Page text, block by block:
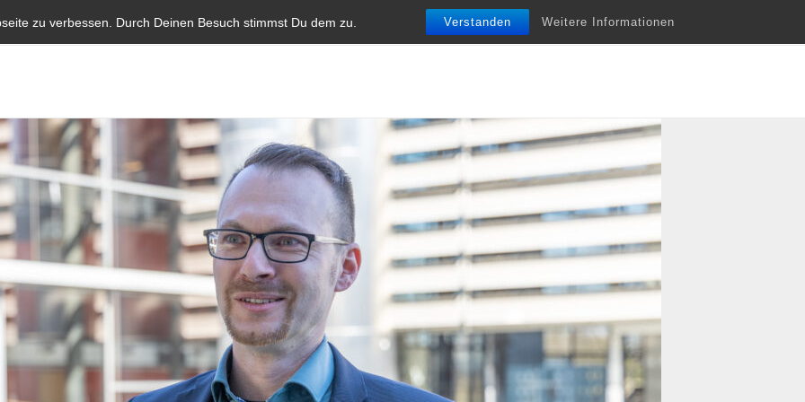
zu verbessen. Durch Deinen Besuch stimmst Du dem zu. Verstanden Weitere Informationen
Start Aktuelles Blauer Brief Parlamentarische Infobriefe Termine Vita Unterstützung